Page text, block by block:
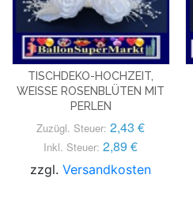
TISCHDEKO-HOCHZEIT,
WEISSE ROSENBLÜTEN MIT P
ERLEN
Zuzügl. Steuer: 2,43 €
Inkl. Steuer: 2,89 €
zzgl.Versandkosten